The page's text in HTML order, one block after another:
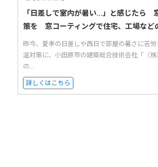
「日差しで室内が暑い…」と感じたら
策を 窓コーティングで住宅、工場など
昨今、夏季の日差しや西日で部屋の暑さに苦
温対策に、小田原市の建築総合技術会社「（
の...
詳しくはこちら